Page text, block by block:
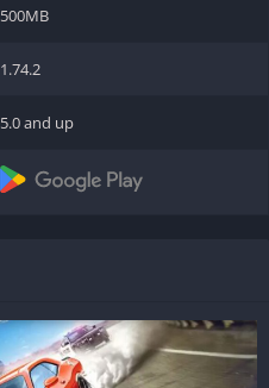
500MB
1.74.2
5.0 and up